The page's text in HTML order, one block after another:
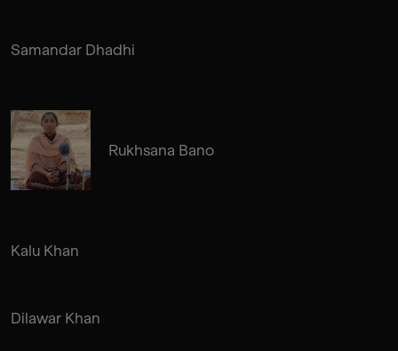
Samandar Dhadhi
Rukhsana Bano
Kalu Khan
Dilawar Khan